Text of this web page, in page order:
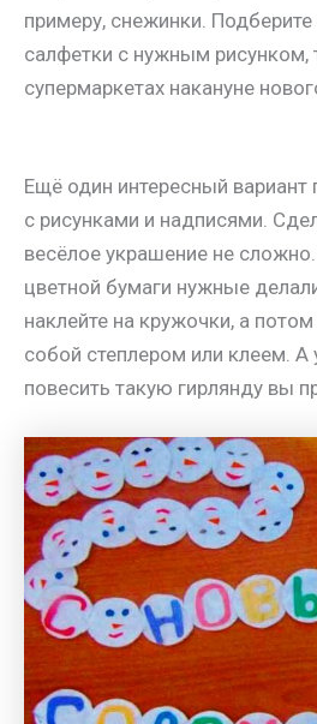
примеру, снежинки.
салфетки с нужным рисунком,
супермаркетах накануне
Ещё один интересный вариант
с рисунками и надписями.
весёлое украшение не
цветной бумаги нужные
наклейте на кружочки, а
собой степлером или клеем. А
повесить такую гирлянду вы